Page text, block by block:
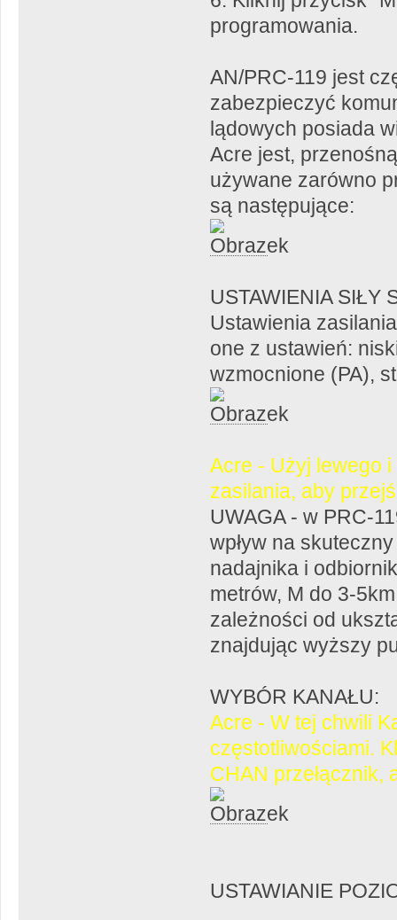
programowania.
AN/PRC-119 jest
zabezpieczyć
lądowych posiada
Acre jest,
używane zarówno
są następujące:
USTAWIENIA SIŁY
Ustawienia
one z ustawień:
wzmocnione (PA),
Acre - Użyj lewego
zasilania, aby
UWAGA - w PRC-
wpływ na
nadajnika i
metrów, M do 3-
zależności od
znajdując wyższy
WYBÓR KANAŁU:
Acre - W tej chwili
częstotliwościami.
CHAN przełącznik,
USTAWIANIE